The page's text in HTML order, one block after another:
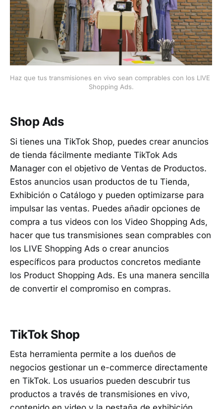
Haz que tus transmisiones en vivo sean comprables con los LIVE
Shopping Ads.
Shop Ads
Si tienes una TikTok Shop, puedes crear anuncios
de tienda fácilmente mediante TikTok Ads
Manager con el objetivo de Ventas de Productos.
Estos anuncios usan productos de tu Tienda,
Exhibición o Catálogo y pueden optimizarse para
impulsar las ventas. Puedes añadir opciones de
compra a tus videos con los Video Shopping Ads,
hacer que tus transmisiones sean comprables con
los LIVE Shopping Ads o crear anuncios
específicos para productos concretos mediante
los Product Shopping Ads. Es una manera sencilla
de convertir el compromiso en compras.
TikTok Shop
Esta herramienta permite a los dueños de
negocios gestionar un e-commerce directamente
en TikTok. Los usuarios pueden descubrir tus
productos a través de transmisiones en vivo,